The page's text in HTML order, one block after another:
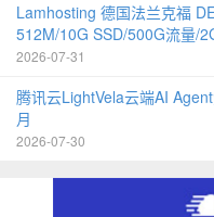
Lamhosting 德国法兰克福
512M/10G SSD/500G流量/
2026-07-31
腾讯云LightVela云端AI
月
2026-07-30